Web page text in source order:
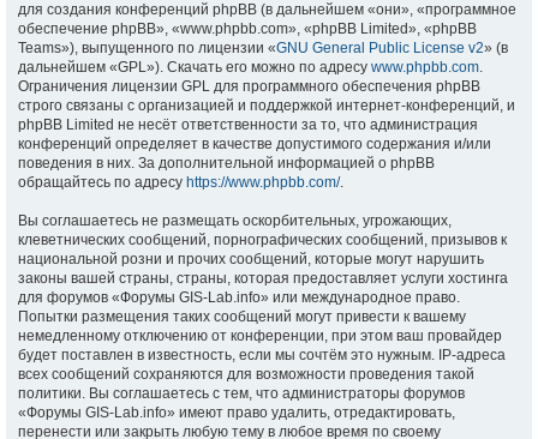
для создания конференций phpBB (в дальнейшем «они», «программное
обеспечение phpBB», «www.phpbb.com», «phpBB Limited», «phpBB
Teams»), выпущенного по лицензии «GNU General Public License v2» (в
дальнейшем «GPL»). Скачать его можно по адресу www.phpbb.com.
Ограничения лицензии GPL для программного обеспечения phpBB
строго связаны с организацией и поддержкой интернет-конференций, и
phpBB Limited не несёт ответственности за то, что администрация
конференций определяет в качестве допустимого содержания и/или
поведения в них. За дополнительной информацией о phpBB
обращайтесь по адресу https://www.phpbb.com/.
Вы соглашаетесь не размещать оскорбительных, угрожающих,
клеветнических сообщений, порнографических сообщений, призывов к
национальной розни и прочих сообщений, которые могут нарушить
законы вашей страны, страны, которая предоставляет услуги хостинга
для форумов «Форумы GIS-Lab.info» или международное право.
Попытки размещения таких сообщений могут привести к вашему
немедленному отключению от конференции, при этом ваш провайдер
будет поставлен в известность, если мы сочтём это нужным. IP-адреса
всех сообщений сохраняются для возможности проведения такой
политики. Вы соглашаетесь с тем, что администраторы форумов
«Форумы GIS-Lab.info» имеют право удалить, отредактировать,
перенести или закрыть любую тему в любое время по своему